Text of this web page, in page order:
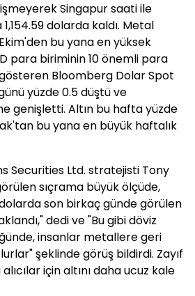
Singapur saati ile
dolarda kaldı. Metal
bu yana en yüksek
para biriminin 10 önemli para
gösteren Bloomberg Dolar Spot
yüzde 0.5 düştü ve
genişletti. Altın bu hafta yüzde
bu yana en büyük haftalık
Securities Ltd. stratejisti Tony
sıçrama büyük ölçüde,
son birkaç günde görülen
dedi ve "Bu gibi döviz
insanlar metallere geri
şeklinde görüş bildirdi. Zayıf
için altını daha ucuz kale